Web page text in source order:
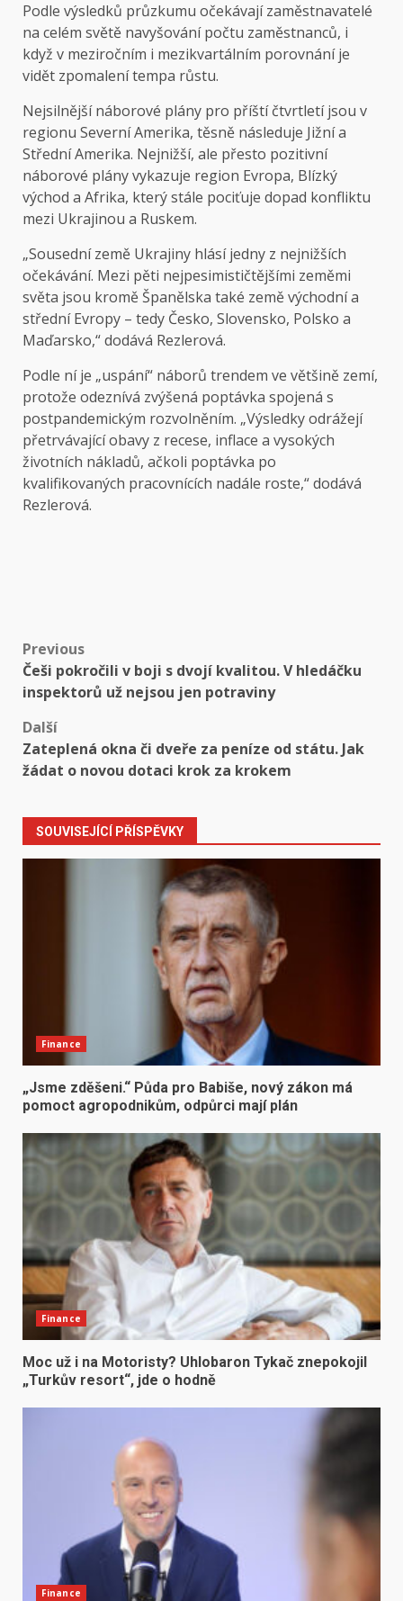
Podle výsledků průzkumu očekávají zaměstnavatelé
na celém světě navyšování počtu zaměstnanců, i
když v meziročním i mezikvartálním porovnání je
vidět zpomalení tempa růstu.
Nejsilnější náborové plány pro příští čtvrtletí jsou v
regionu Severní Amerika, těsně následuje Jižní a
Střední Amerika. Nejnižší, ale přesto pozitivní
náborové plány vykazuje region Evropa, Blízký
východ a Afrika, který stále pociťuje dopad konfliktu
mezi Ukrajinou a Ruskem.
„Sousední země Ukrajiny hlásí jedny z nejnižších
očekávání. Mezi pěti nejpesimističtějšími zeměmi
světa jsou kromě Španělska také země východní a
střední Evropy – tedy Česko, Slovensko, Polsko a
Maďarsko,“ dodává Rezlerová.
Podle ní je „uspání“ náborů trendem ve většině zemí,
protože odeznívá zvýšená poptávka spojená s
postpandemickým rozvolněním. „Výsledky odrážejí
přetrvávající obavy z recese, inflace a vysokých
životních nákladů, ačkoli poptávka po
kvalifikovaných pracovnících nadále roste,“ dodává
Rezlerová.
Post
navigation
Previous
Češi pokročili v boji s dvojí kvalitou. V hledáčku
inspektorů už nejsou jen potraviny
Další
Zateplená okna či dveře za peníze od státu. Jak
žádat o novou dotaci krok za krokem
SOUVISEJÍCÍ PŘÍSPĚVKY
Finance
„Jsme zděšeni.“ Půda pro Babiše, nový zákon má
pomoct agropodnikům, odpůrci mají plán
Finance
Moc už i na Motoristy? Uhlobaron Tykač znepokojil
„Turkův resort“, jde o hodně
Finance